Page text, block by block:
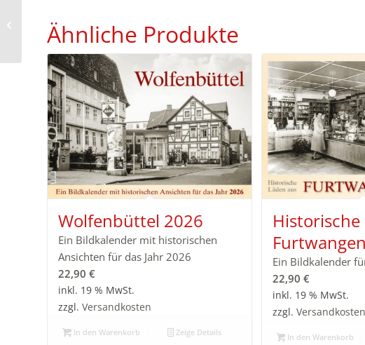
Ähnliche Produkte
Wolfenbüttel 2026
Ein Bildkalender mit historischen
Ansichten für das Jahr 2026
22,90 €
inkl. 19 % MwSt.
zzgl. Versandkosten
In den Warenkorb Zeige Details
Historische
Ein Bildkalender
22,90 €
inkl. 19 % MwSt.
zzgl. Versandkosten
In den Warenkorb
aus Saarlouis 2027